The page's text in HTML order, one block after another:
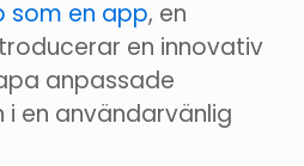
som en app, en
en innovativ
anpassade
en användarvänlig